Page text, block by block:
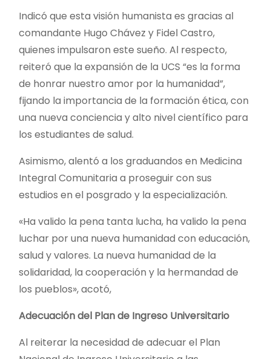
Indicó que esta visión humanista es gracias al
comandante Hugo Chávez y Fidel Castro,
quienes impulsaron este sueño. Al respecto,
reiteró que la expansión de la UCS “es la forma
de honrar nuestro amor por la humanidad”,
fijando la importancia de la formación ética, con
una nueva conciencia y alto nivel científico para
los estudiantes de salud.
Asimismo, alentó a los graduandos en Medicina
Integral Comunitaria a proseguir con sus
estudios en el posgrado y la especialización.
«Ha valido la pena tanta lucha, ha valido la pena
luchar por una nueva humanidad con educación,
salud y valores. La nueva humanidad de la
solidaridad, la cooperación y la hermandad de
los pueblos», acotó,
Adecuación del Plan de Ingreso Universitario
Al reiterar la necesidad de adecuar el Plan